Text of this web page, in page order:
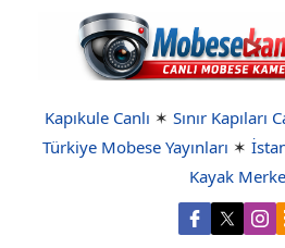
Kapıkule Canlı ✶ Sınır Kapıları
Türkiye Mobese Yayınları ✶
Kayak